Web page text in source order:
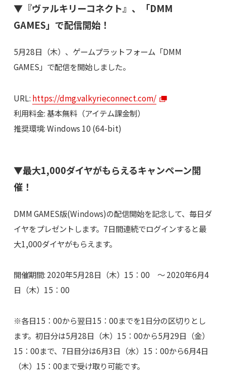
▼『ヴァルキリーコネクト』、「DMM
GAMES」で配信開始！
5月28日（木）、ゲームプラットフォーム「DMM
GAMES」で配信を開始しました。
URL: https://dmg.valkyrieconnect.com/
利用料金: 基本無料（アイテム課金制）
推奨環境: Windows 10 (64-bit)
▼最大1,000ダイヤがもらえるキャンペーン開
催！
DMM GAMES版(Windows)の配信開始を記念して、毎日ダ
イヤをプレゼントします。7日間連続でログインすると最
大1,000ダイヤがもらえます。
開催期間: 2020年5月28日（木）15：00 ～ 2020年6月4
日（木）15：00
※各日15：00から翌日15：00までを1日分の区切りとし
ます。初日分は5月28日（木）15：00から5月29日（金）
15：00まで、7日目分は6月3日（水）15：00から6月4日
（木）15：00まで受け取り可能です。